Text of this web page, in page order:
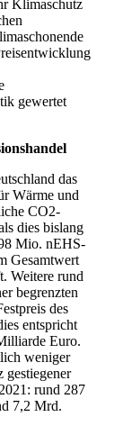
Klimaschutz
gewertet
das
Wärme und
CO2-
dies bislang
Mio. nEHS-
Gesamtwert
Weitere rund
begrenzten
des
entspricht
Euro.
weniger
gestiegener
rund 287
7,2 Mrd.